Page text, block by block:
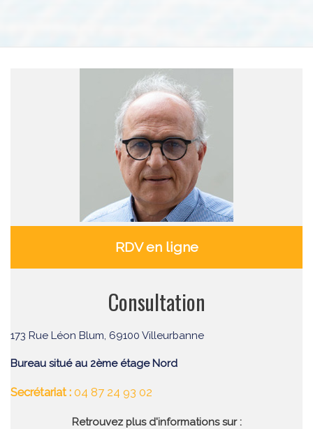
RDV en ligne
Consultation
173 Rue Léon Blum, 69100 Villeurbanne
Bureau situé au 2ème étage Nord
Secrétariat : 04 87 24 93 02
Retrouvez plus d'informations sur :